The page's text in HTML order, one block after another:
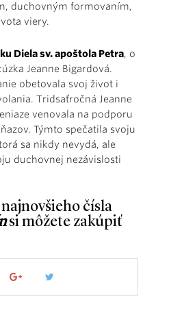
duchovným formovaním,
viery.
Diela sv. apoštola Petra, o
Jeanne Bigardová.
obetovala svoj život i
Tridsaťročná Jeanne
venovala na podporu
Týmto spečatila svoju
sa nikdy nevydá, ale
duchovnej nezávislosti
čísla
si môžete zakúpiť